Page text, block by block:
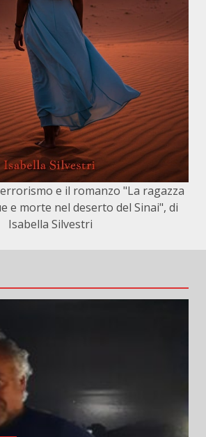
e il romanzo "La ragazza
e morte nel deserto del Sinai", di
Isabella Silvestri